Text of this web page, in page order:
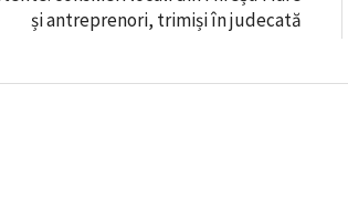
și antreprenori, trimiși în judecată